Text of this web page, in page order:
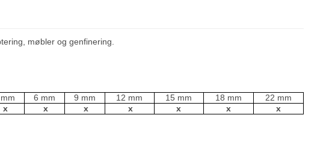
møbler og genfinering.
6 mm 9 mm 12 mm 15 mm 18 mm
22 mm
x x x x x x x